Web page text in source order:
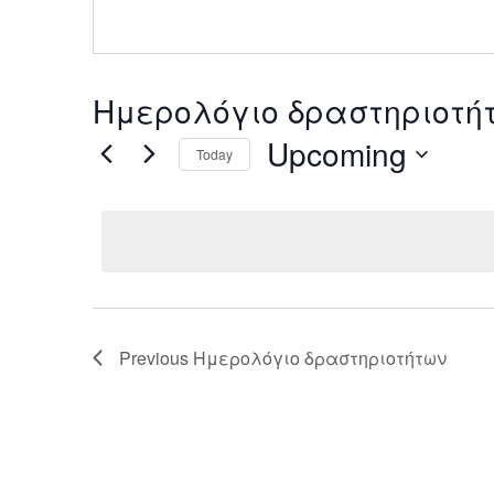
Ημερολόγιο
Today Upcoming
Previous Ημερολόγιο δραστηριοτήτων